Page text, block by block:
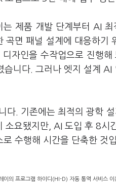
제품 개발 단계부터 AI 최
면 패널 설계에 대응하기
자인을 수작업으로 진행
습니다. 그러나 엣지 설계
다. 기존에는 최적의 광학
소요됐지만, AI 도입 후 8시
수행해 시간을 단축한 것
이의 프로그램 하이디(HI-D) 자동 통역 서비스